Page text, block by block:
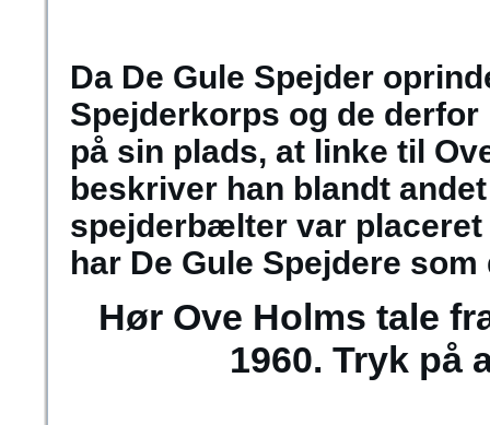
Da De Gule Spejder
Spejderkorps og de
på sin plads, at linke til
beskriver han blandt
spejderbælter var
har De Gule Spejdere
Hør Ove Holms tale
1960. Tryk på